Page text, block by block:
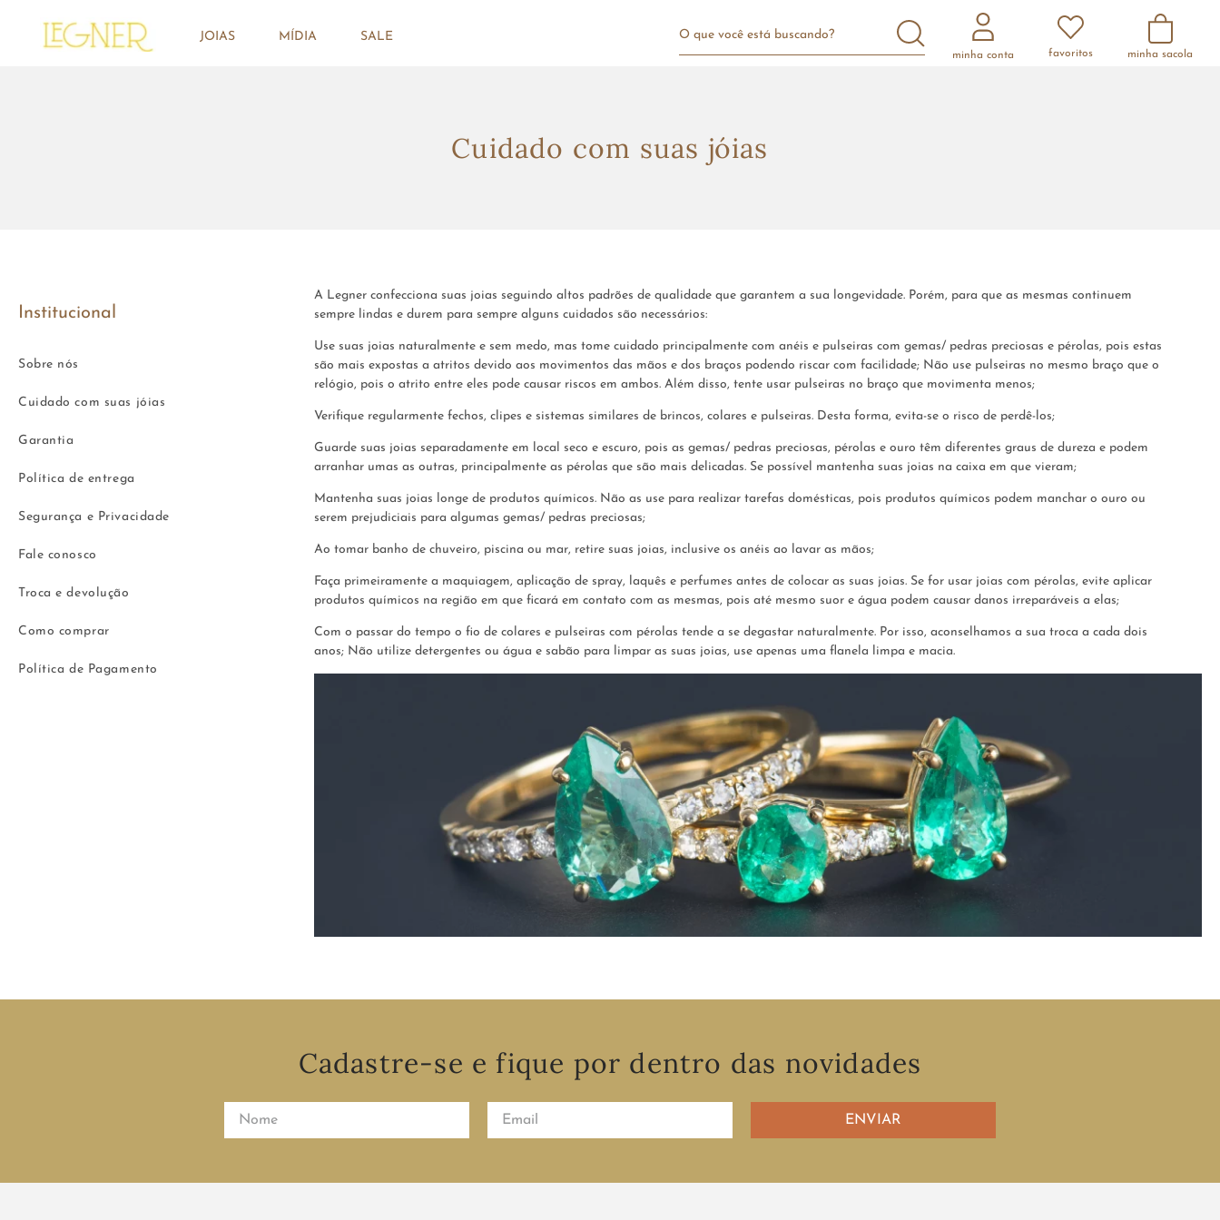
JOIAS MÍDIA SALE
minha conta favoritos
Cuidado com suas jóias
Institucional
Sobre nós
Cuidado com suas jóias
Garantia
Política de entrega
Segurança e Privacidade
Fale conosco
Troca e devolução
Como comprar
Política de Pagamento
A Legner confecciona suas joias seguindo altos padrões de qualidade que garantem a sua longevidade. Porém, para que as mesmas continuem
sempre lindas e durem para sempre alguns cuidados são necessários:
Use suas joias naturalmente e sem medo, mas tome cuidado principalmente com anéis e pulseiras com gemas/ pedras preciosas e pérolas, pois estas
são mais expostas a atritos devido aos movimentos das mãos e dos braços podendo riscar com facilidade; Não use pulseiras no mesmo braço que o
relógio, pois o atrito entre eles pode causar riscos em ambos. Além disso, tente usar pulseiras no braço que movimenta menos;
Verifique regularmente fechos, clipes e sistemas similares de brincos, colares e pulseiras. Desta forma, evita-se o risco de perdê-los;
Guarde suas joias separadamente em local seco e escuro, pois as gemas/ pedras preciosas, pérolas e ouro têm diferentes graus de dureza e podem
arranhar umas as outras, principalmente as pérolas que são mais delicadas. Se possível mantenha suas joias na caixa em que vieram;
Mantenha suas joias longe de produtos químicos. Não as use para realizar tarefas domésticas, pois produtos químicos podem manchar o ouro ou
serem prejudiciais para algumas gemas/ pedras preciosas;
Ao tomar banho de chuveiro, piscina ou mar, retire suas joias, inclusive os anéis ao lavar as mãos;
Faça primeiramente a maquiagem, aplicação de spray, laquês e perfumes antes de colocar as suas joias. Se for usar joias com pérolas, evite aplicar
produtos químicos na região em que ficará em contato com as mesmas, pois até mesmo suor e água podem causar danos irreparáveis a elas;
Com o passar do tempo o fio de colares e pulseiras com pérolas tende a se degastar naturalmente. Por isso, aconselhamos a sua troca a cada dois
anos; Não utilize detergentes ou água e sabão para limpar as suas joias, use apenas uma flanela limpa e macia.
Cadastre-se e fique por dentro das novidades
ENVIAR